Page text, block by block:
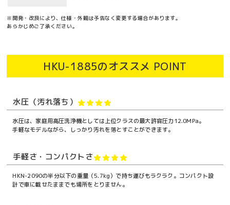
※開発・改良により、仕様・外観は予告なく変更する場合があります。
あらかじめご了承ください。
HKU-1885のオススメ POINT
水圧（汚れ落ち）
水圧は、家庭用高圧洗浄機としては上位クラスの最大許容圧力12.0MPa。
手軽なモデルながら、しっかり汚れを落とすことができます。
手軽さ・コンパクトさ
HKN-2090の半分以下の重量（5.7kg）で持ち運びもラクラク。コンパクト設
計で車に載せたままでも場所をとりません。